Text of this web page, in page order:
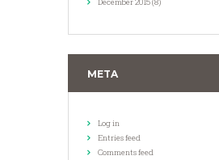
META
Log in
Entries feed
Comments feed